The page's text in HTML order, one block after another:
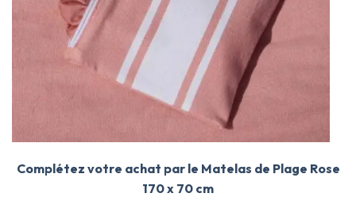
Complétez votre achat par le Matelas de Plage Rose
170 x 70 cm